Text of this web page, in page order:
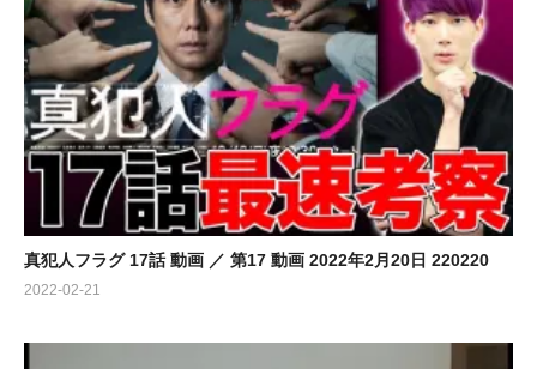
真犯人フラグ 17話 動画 ／ 第17 動画 2022年2月20日 220220
2022-02-21